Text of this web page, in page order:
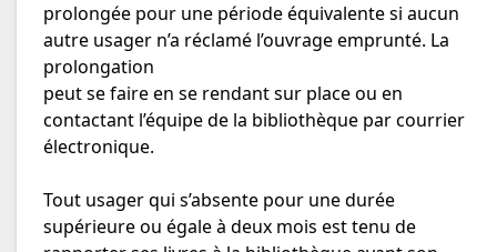
prolongée pour une période équivalente si aucun
autre usager n’a réclamé l’ouvrage emprunté. La
prolongation
peut se faire en se rendant sur place ou en
contactant l’équipe de la bibliothèque par courrier
électronique.
Tout usager qui s’absente pour une durée
supérieure ou égale à deux mois est tenu de